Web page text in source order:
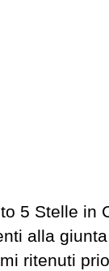
5 Stelle in
alla
ritenuti